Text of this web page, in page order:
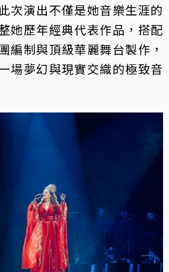
次演出不僅是她音樂生涯的
她歷年經典代表作品，搭配
編制與頂級華麗舞台製作，
場夢幻與現實交織的極致音